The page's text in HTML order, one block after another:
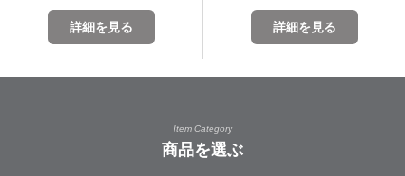
詳細を見る 詳細を見る
Item Category
商品を選ぶ